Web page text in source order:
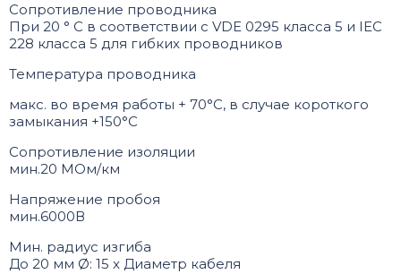
Сопротивление проводника
При 20 ° C в соответствии с VDE 0295 класса 5 и IEC
228 класса 5 для гибких проводников
Температура проводника
макс. во время работы + 70°C, в случае короткого
замыкания +150°C
Сопротивление изоляции
мин.20 МОм/км
Напряжение пробоя
мин.6000В
Мин. радиус изгиба
До 20 мм Ø: 15 x Диаметр кабеля